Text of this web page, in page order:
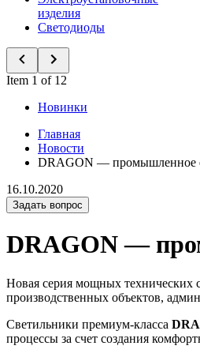
изделия
Светодиоды
Item 1 of 12
Новинки
Главная
Новости
DRAGON — промышленное
16.10.2020
Задать вопрос
DRAGON —
Новая серия мощных технических
производственных объектов,
Светильники премиум-класса
процессы за счет создания